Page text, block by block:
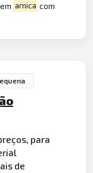
arnica com
para
de